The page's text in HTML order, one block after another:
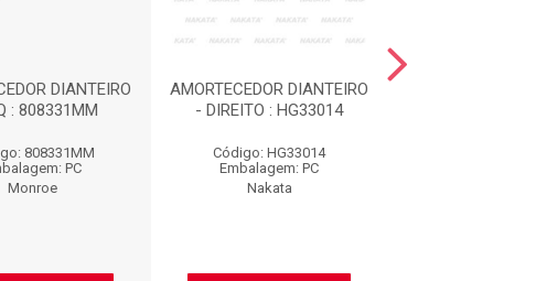
DIANTEIRO
: 808331MM
808331MM
PC
Monroe
AMORTECEDOR DIANTEIRO
- DIREITO : HG33014
Código: HG33014
Embalagem: PC
Nakata